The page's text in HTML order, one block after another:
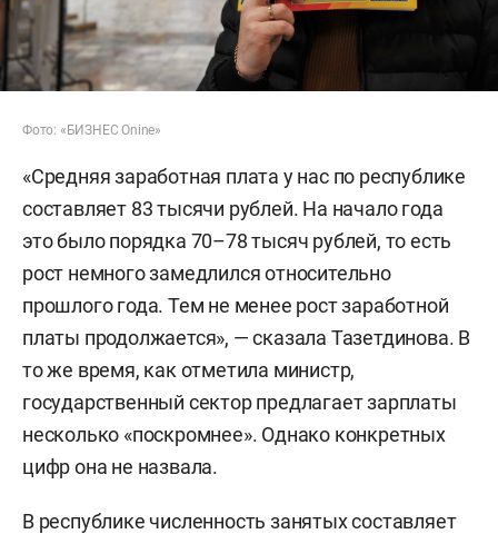
Фото: «БИЗНЕС Onine»
«Средняя заработная плата у нас по республике
составляет 83 тысячи рублей. На начало года
это было порядка 70–78 тысяч рублей, то есть
рост немного замедлился относительно
прошлого года. Тем не менее рост заработной
платы продолжается», — сказала Тазетдинова. В
то же время, как отметила министр,
государственный сектор предлагает зарплаты
несколько «поскромнее». Однако конкретных
цифр она не назвала.
В республике численность занятых составляет